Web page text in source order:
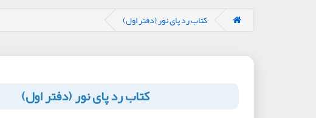
کتاب رد پای نور (دفتر اول)
کتاب رد پای نور (دفتر اول)